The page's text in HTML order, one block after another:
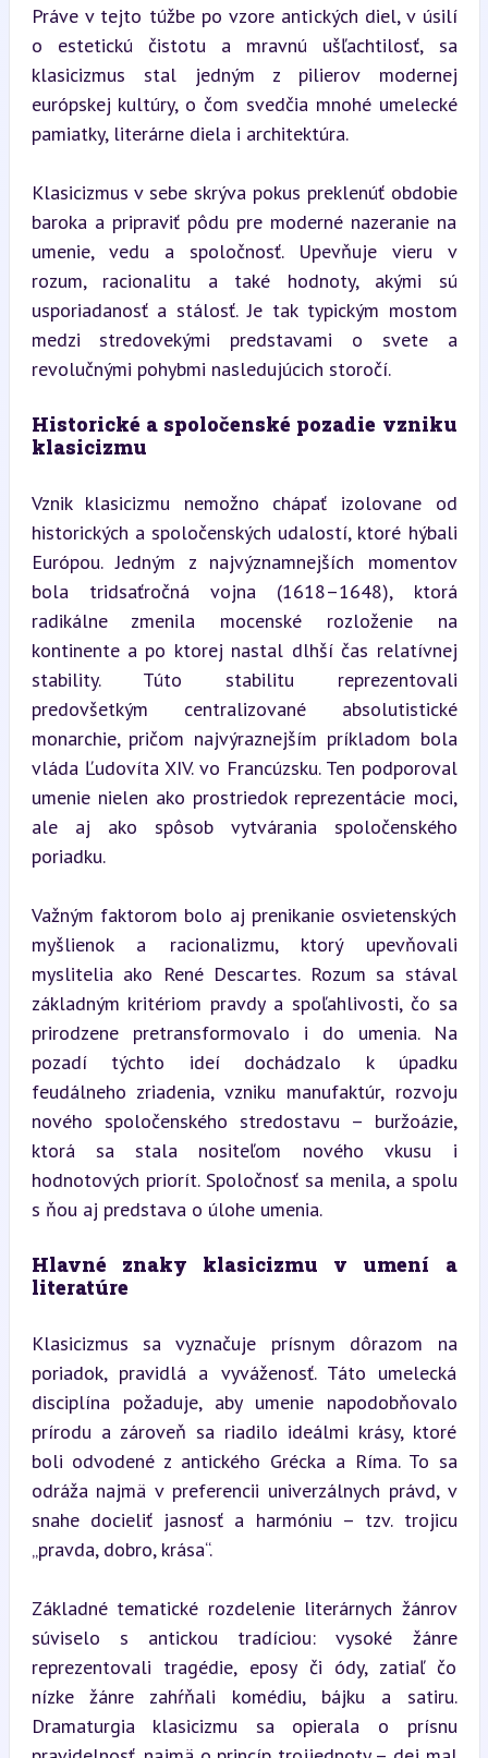
Práve v tejto túžbe po vzore antických diel, v úsilí
o estetickú čistotu a mravnú ušľachtilosť, sa
klasicizmus stal jedným z pilierov modernej
európskej kultúry, o čom svedčia mnohé umelecké
pamiatky, literárne diela i architektúra.
Klasicizmus v sebe skrýva pokus preklenúť obdobie
baroka a pripraviť pôdu pre moderné nazeranie na
umenie, vedu a spoločnosť. Upevňuje vieru v
rozum, racionalitu a také hodnoty, akými sú
usporiadanosť a stálosť. Je tak typickým mostom
medzi stredovekými predstavami o svete a
revolučnými pohybmi nasledujúcich storočí.
Historické a spoločenské pozadie vzniku
klasicizmu
Vznik klasicizmu nemožno chápať izolovane od
historických a spoločenských udalostí, ktoré hýbali
Európou. Jedným z najvýznamnejších momentov
bola tridsaťročná vojna (1618–1648), ktorá
radikálne zmenila mocenské rozloženie na
kontinente a po ktorej nastal dlhší čas relatívnej
stability. Túto stabilitu reprezentovali
predovšetkým centralizované absolutistické
monarchie, pričom najvýraznejším príkladom bola
vláda Ľudovíta XIV. vo Francúzsku. Ten podporoval
umenie nielen ako prostriedok reprezentácie moci,
ale aj ako spôsob vytvárania spoločenského
poriadku.
Važným faktorom bolo aj prenikanie osvietenských
myšlienok a racionalizmu, ktorý upevňovali
myslitelia ako René Descartes. Rozum sa stával
základným kritériom pravdy a spoľahlivosti, čo sa
prirodzene pretransformovalo i do umenia. Na
pozadí týchto ideí dochádzalo k úpadku
feudálneho zriadenia, vzniku manufaktúr, rozvoju
nového spoločenského stredostavu – buržoázie,
ktorá sa stala nositeľom nového vkusu i
hodnotových priorít. Spoločnosť sa menila, a spolu
s ňou aj predstava o úlohe umenia.
Hlavné znaky klasicizmu v umení a
literatúre
Klasicizmus sa vyznačuje prísnym dôrazom na
poriadok, pravidlá a vyváženosť. Táto umelecká
disciplína požaduje, aby umenie napodobňovalo
prírodu a zároveň sa riadilo ideálmi krásy, ktoré
boli odvodené z antického Grécka a Ríma. To sa
odráža najmä v preferencii univerzálnych právd, v
snahe docieliť jasnosť a harmóniu – tzv. trojicu
„pravda, dobro, krása“.
Základné tematické rozdelenie literárnych žánrov
súviselo s antickou tradíciou: vysoké žánre
reprezentovali tragédie, eposy či ódy, zatiaľ čo
nízke žánre zahŕňali komédiu, bájku a satiru.
Dramaturgia klasicizmu sa opierala o prísnu